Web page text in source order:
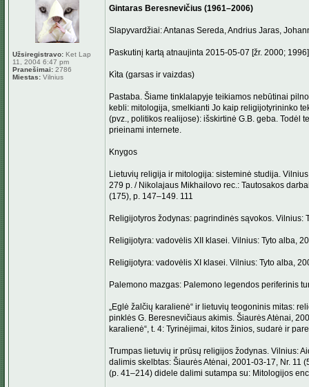
Užsiregistravo: Ket Lap
11, 2004 6:47 pm
Pranešimai: 2786
Miestas: Vilnius
Gintaras Beresnevičius (1961–2006)
Slapyvardžiai: Antanas Sereda, Andrius Jaras,
Paskutinį kartą atnaujinta 2015-05-07 [žr. 2000; 1996]
Kìta (garsas ir vaizdas)
Pastaba. Šiame tinklalapyje teikiamos nebūtinai
kebli: mitologija, smelkianti Jo kaip religijotyrininko
(pvz., politikos realijose): išskirtinė G.B. geba. Todėl
prieinami internete.
Knygos
Lietuvių religija ir mitologija: sisteminė studija.
279 p. / Nikolajaus Mikhailovo rec.: Tautosakos
(175), p. 147–149. 111
Religijotyros žodynas: pagrindinės sąvokos. Vilnius:
Religijotyra: vadovėlis XII klasei. Vilnius: Tyto alba,
Religijotyra: vadovėlis XI klasei. Vilnius: Tyto alba,
Palemono mazgas: Palemono legendos periferinis
„Eglė žalčių karalienė“ ir lietuvių teogoninis mitas:
pinklės G. Beresnevičiaus akimis. Šiaurės Atėnai,
karalienė“, t. 4: Tyrinėjimai, kitos žinios, sudarė ir
Trumpas lietuvių ir prūsų religijos žodynas. Vilnius:
dalimis skelbtas: Šiaurės Atėnai, 2001-03-17, Nr. 11
(p. 41–214) didele dalimi sutampa su: Mitologijos